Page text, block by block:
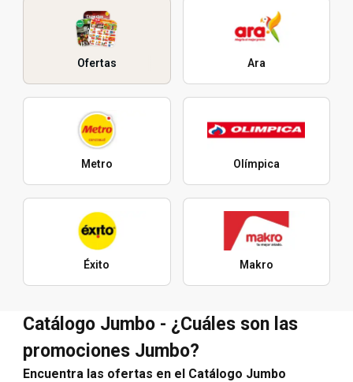
Ofertas Ara
Metro Olímpica
Éxito Makro
Catálogo Jumbo - ¿Cuáles son las
promociones Jumbo?
Encuentra las ofertas en el Catálogo Jumbo